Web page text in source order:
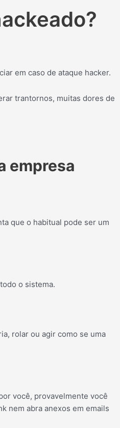
em caso de ataque hacker.
trantornos, muitas dores de
empresa
que o habitual pode ser um
o sistema.
rolar ou agir como se uma
você, provavelmente você
nem abra anexos em emails